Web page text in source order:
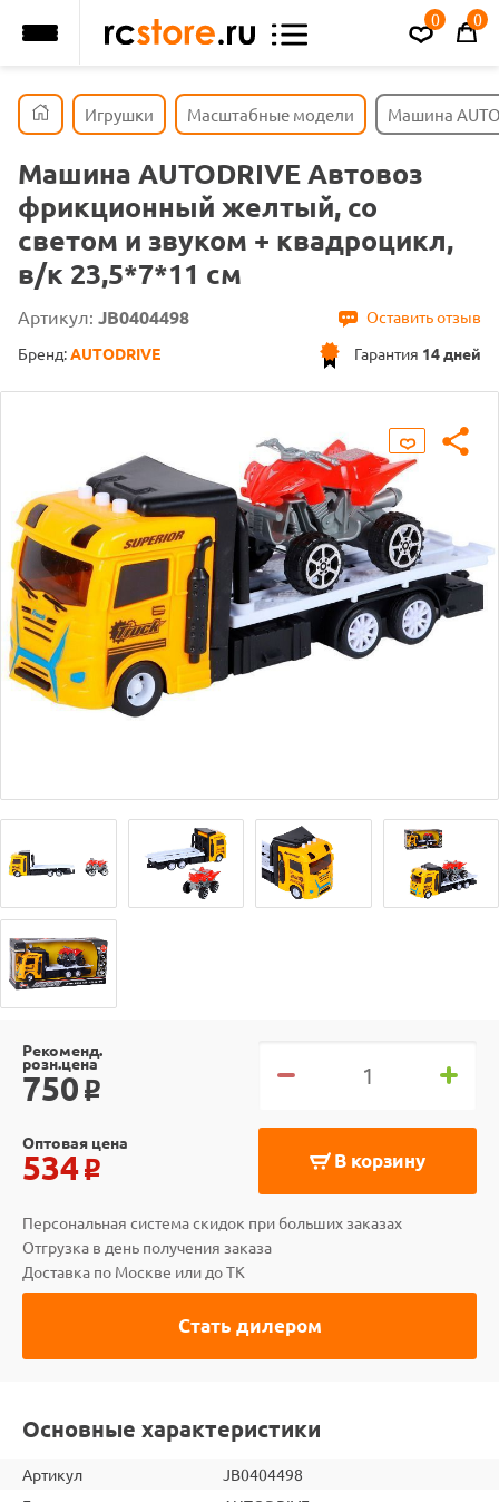
0 0
Игрушки Масштабные модели Машина
Машина AUTODRIVE Автовоз
фрикционный желтый, со
светом и звуком + квадроцикл,
в/к 23,5*7*11 см
Артикул: JB0404498
Оставить отзыв
Гарантия 14 дней
Бренд:AUTODRIVE
Рекоменд.
розн.цена
750 o
В корзину
Оптовая цена
534 o
Персональная система скидок при больших заказах
Отгрузка в день получения заказа
Доставка по Москве или до ТК
Стать дилером
Основные характеристики
Артикул
JB0404498